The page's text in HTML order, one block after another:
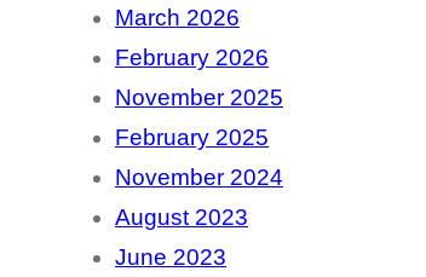
March 2026
February 2026
November 2025
February 2025
November 2024
August 2023
June 2023